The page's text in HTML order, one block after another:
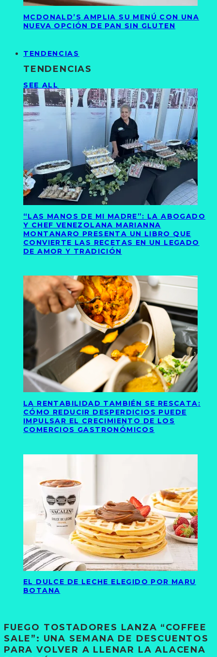
MCDONALD’S AMPLIA SU MENÚ CON UNA
NUEVA OPCIÓN DE PAN SIN GLUTEN
TENDENCIAS
TENDENCIAS
SEE ALL
“LAS MANOS DE MI MADRE”: LA ABOGADO
Y CHEF VENEZOLANA MARIANNA
MONTANARO PRESENTA UN LIBRO QUE
CONVIERTE LAS RECETAS EN UN LEGADO
DE AMOR Y TRADICIÓN
LA RENTABILIDAD TAMBIÉN SE RESCATA:
CÓMO REDUCIR DESPERDICIOS PUEDE
IMPULSAR EL CRECIMIENTO DE LOS
COMERCIOS GASTRONÓMICOS
EL DULCE DE LECHE ELEGIDO POR MARU
BOTANA
FUEGO TOSTADORES LANZA “COFFEE
SALE”: UNA SEMANA DE DESCUENTOS
PARA VOLVER A LLENAR LA ALACENA